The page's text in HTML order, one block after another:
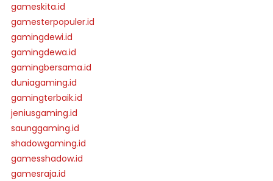
gameskita.id
gamesterpopuler.id
gamingdewi.id
gamingdewa.id
gamingbersama.id
duniagaming.id
gamingterbaik.id
jeniusgaming.id
saunggaming.id
shadowgaming.id
gamesshadow.id
gamesraja.id